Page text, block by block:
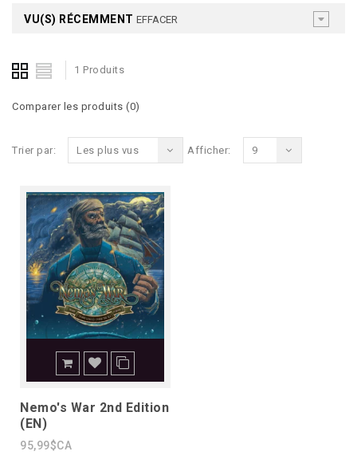
VU(S) RÉCEMMENT EFFACER
1 Produits
Comparer les produits (0)
Trier par: Les plus vus Afficher: 9
Nemo's War 2nd Edition
(EN)
95,99$CA